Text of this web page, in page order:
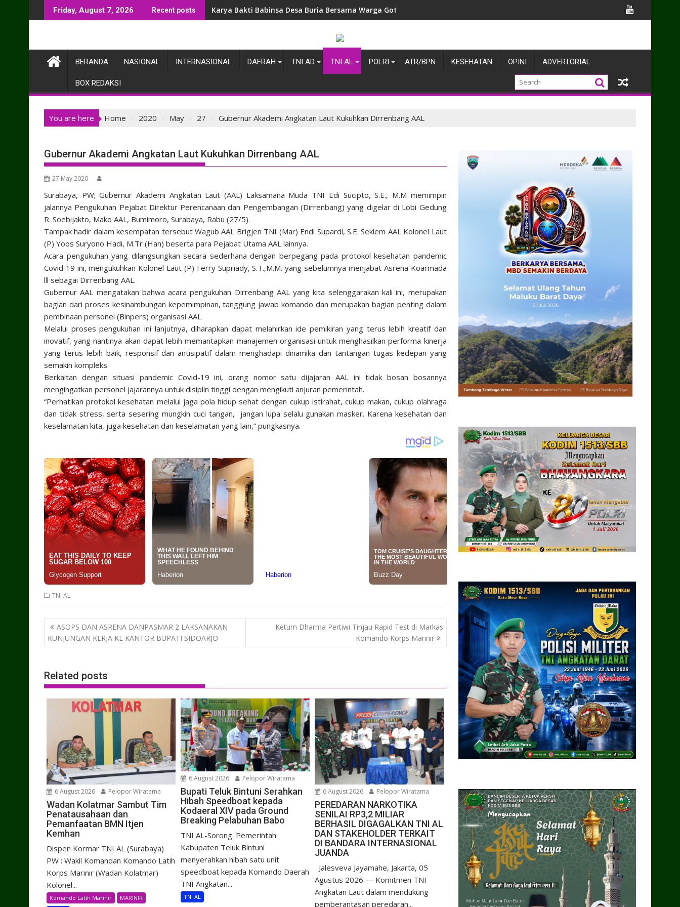
to
Friday, August 7, 2026 Recent posts Karya Bakti Babinsa Desa Buria Bersama Warga Gotong Royong Bantu Pengecoran Rumah Warga
BERANDA NASIONAL INTERNASIONAL DAERAH TNI AD TNI AL POLRI ATR/BPN KESEHATAN OPINI ADVERTORIAL
BOX REDAKSI
You are here Home 2020 May 27 Gubernur Akademi Angkatan Laut Kukuhkan Dirrenbang AAL
Gubernur Akademi Angkatan Laut Kukuhkan Dirrenbang AAL
27 May 2020
Surabaya, PW; Gubernur Akademi Angkatan Laut (AAL) Laksamana Muda TNI Edi Sucipto, S.E., M.M memimpin
jalannya Pengukuhan Pejabat Direktur Perencanaan dan Pengembangan (Dirrenbang) yang digelar di Lobi Gedung
R. Soebijakto, Mako AAL, Bumimoro, Surabaya, Rabu (27/5).
Tampak hadir dalam kesempatan tersebut Wagub AAL Brigjen TNI (Mar) Endi Supardi, S.E. Seklem AAL Kolonel Laut
(P) Yoos Suryono Hadi, M.Tr (Han) beserta para Pejabat Utama AAL lainnya.
Acara pengukuhan yang dilangsungkan secara sederhana dengan berpegang pada protokol kesehatan pandemic
Covid 19 ini, mengukuhkan Kolonel Laut (P) Ferry Supriady, S.T.,M.M. yang sebelumnya menjabat Asrena Koarmada
lll sebagai Dirrenbang AAL.
Gubernur AAL mengatakan bahwa acara pengukuhan Dirrenbang AAL yang kita selenggarakan kali ini, merupakan
bagian dari proses kesinambungan kepemimpinan, tanggung jawab komando dan merupakan bagian penting dalam
pembinaan personel (Binpers) organisasi AAL.
Melalui proses pengukuhan ini lanjutnya, diharapkan dapat melahirkan ide pemikiran yang terus lebih kreatif dan
inovatif, yang nantinya akan dapat lebih memantapkan manajemen organisasi untuk menghasilkan performa kinerja
yang terus lebih baik, responsif dan antisipatif dalam menghadapi dinamika dan tantangan tugas kedepan yang
semakin kompleks.
Berkaitan dengan situasi pandemic Covid-19 ini, orang nomor satu dijajaran AAL ini tidak bosan bosannya
mengingatkan personel jajarannya untuk disiplin tinggi dengan mengikuti anjuran pemerintah.
“Perhatikan protokol kesehatan melalui jaga pola hidup sehat dengan cukup istirahat, cukup makan, cukup olahraga
dan tidak stress, serta sesering mungkin cuci tangan, jangan lupa selalu gunakan masker. Karena kesehatan dan
keselamatan kita, juga kesehatan dan keselamatan yang lain,” pungkasnya.
TNI AL
Post
navigation
ASOPS DAN ASRENA DANPASMAR 2 LAKSANAKAN
KUNJUNGAN KERJA KE KANTOR BUPATI SIDOARJO
Ketum Dharma Pertiwi Tinjau Rapid Test di Markas
Komando Korps Marinir
Related posts
6 August 2026 Pelopor Wiratama
Wadan Kolatmar Sambut Tim
Penatausahaan dan
Pemanfaatan BMN Itjen
Kemhan
Dispen Kormar TNI AL (Surabaya)
PW : Wakil Komandan Komando Latih
Korps Marinir (Wadan Kolatmar)
Kolonel...
Komando Latih Marinir
MARINIR
6 August 2026 Pelopor Wiratama
Bupati Teluk Bintuni Serahkan
Hibah Speedboat kepada
Kodaeral XIV pada Ground
Breaking Pelabuhan Babo
TNI AL-Sorong. Pemerintah
Kabupaten Teluk Bintuni
menyerahkan hibah satu unit
speedboat kepada Komando Daerah
TNI Angkatan...
TNI AL
6 August 2026 Pelopor Wiratama
PEREDARAN NARKOTIKA
SENILAI RP3,2 MILIAR
BERHASIL DIGAGALKAN TNI AL
DAN STAKEHOLDER TERKAIT
DI BANDARA INTERNASIONAL
JUANDA
Jalesveva Jayamahe, Jakarta, 05
Agustus 2026 — Komitmen TNI
Angkatan Laut dalam mendukung
pemberantasan peredaran...